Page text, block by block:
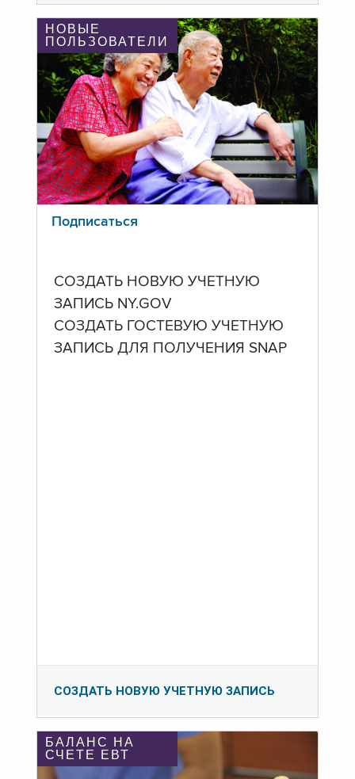
НОВЫЕ
ПОЛЬЗОВАТЕЛИ
Подписаться
СОЗДАТЬ НОВУЮ УЧЕТНУЮ
ЗАПИСЬ NY.GOV
СОЗДАТЬ ГОСТЕВУЮ УЧЕТНУЮ
ЗАПИСЬ ДЛЯ ПОЛУЧЕНИЯ SNAP
СОЗДАТЬ НОВУЮ УЧЕТНУЮ ЗАПИСЬ
БАЛАНС НА
СЧЕТЕ ЕВТ